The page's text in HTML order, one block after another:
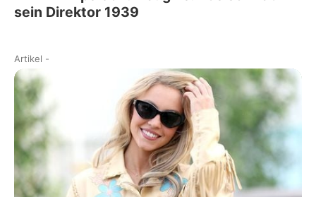
sein Direktor 1939
Artikel -